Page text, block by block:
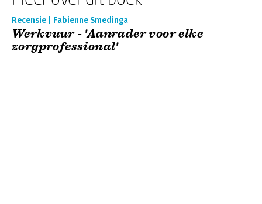
Recensie | Fabienne Smedinga
Werkvuur - 'Aanrader voor elke
zorgprofessional'